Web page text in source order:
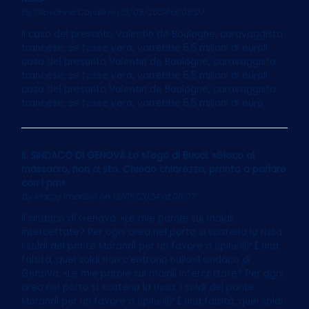
on 13/05/2024 at 06:07
Il caso del presunto Valentin de Boulogne, caravaggista
francese: se fosse vero, varrebbe 5,5 milioni di euroIl
caso del presunto Valentin de Boulogne, caravaggista
francese: se fosse vero, varrebbe 5,5 milioni di euroIl
caso del presunto Valentin de Boulogne, caravaggista
francese: se fosse vero, varrebbe 5,5 milioni di euro
IL SINDACO DI GENOVA Lo sfogo di Bucci: «Gioco al
massacro, non ci sto. Chiedo chiarezza, pronto a parlare
con i pm»
Marco Imarisio on 13/05/2024 at 06:07
Il sindaco di Genova: «Le mie parole sui maiali
intercettate? Per ogni area nel porto si scatena la rissa.
I soldi del ponte Morandi per un favore a Spinelli? È una
falsità, quei soldi non c’entrano nulla»Il sindaco di
Genova: «Le mie parole sui maiali intercettate? Per ogni
area nel porto si scatena la rissa. I soldi del ponte
Morandi per un favore a Spinelli? È una falsità, quei soldi